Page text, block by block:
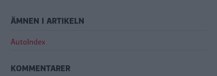
ÄMNEN I ARTIKELN
AutoIndex
KOMMENTARER